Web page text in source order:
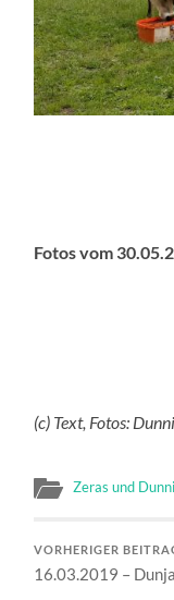
Fotos vom
(c) Text, Fotos:
Zeras und
VORHERIGER
16.03.2019 –